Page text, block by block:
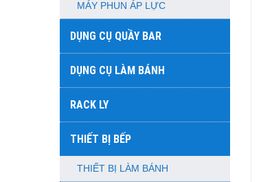
MÁY PHUN ÁP LỰC
DỤNG CỤ QUẦY BAR
DỤNG CỤ LÀM BÁNH
RACK LY
THIẾT BỊ BẾP
THIẾT BỊ LÀM BÁNH